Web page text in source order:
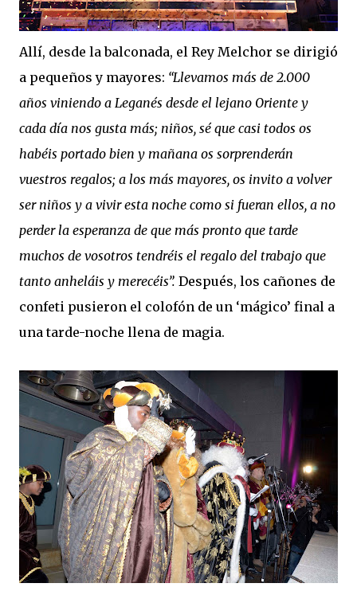
Allí, desde la balconada, el Rey Melchor se dirigió
a pequeños y mayores: “Llevamos más de 2.000
años viniendo a Leganés desde el lejano Oriente y
cada día nos gusta más; niños, sé que casi todos os
habéis portado bien y mañana os sorprenderán
vuestros regalos; a los más mayores, os invito a volver
ser niños y a vivir esta noche como si fueran ellos, a no
perder la esperanza de que más pronto que tarde
muchos de vosotros tendréis el regalo del trabajo que
tanto anheláis y merecéis”. Después, los cañones de
confeti pusieron el colofón de un ‘mágico’ final a
una tarde-noche llena de magia.